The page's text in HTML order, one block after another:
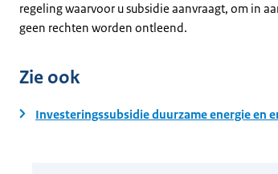
regeling waarvoor u subsidie aanvraagt, om in
geen rechten worden ontleend.
Zie ook
Investeringssubsidie duurzame energie en